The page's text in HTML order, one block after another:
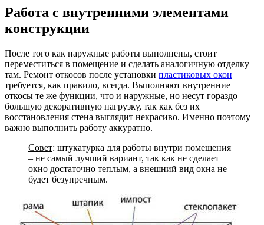
Работа с внутренними элементами
конструкции
После того как наружные работы выполнены, стоит
переместиться в помещение и сделать аналогичную отделку
там. Ремонт откосов после установки пластиковых окон
требуется, как правило, всегда. Выполняют внутренние
откосы те же функции, что и наружные, но несут гораздо
большую декоративную нагрузку, так как без их
восстановления стена выглядит некрасиво. Именно поэтому
важно выполнить работу аккуратно.
Совет: штукатурка для работы внутри помещения
– не самый лучший вариант, так как не сделает
окно достаточно теплым, а внешний вид окна не
будет безупречным.